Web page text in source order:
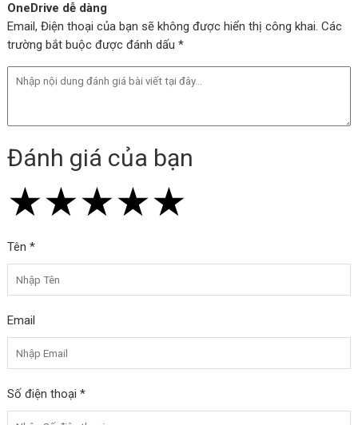
OneDrive dễ dàng
Email, Điện thoại của bạn sẽ không được hiển thị công khai. Các
trường bắt buộc được đánh dấu *
Đánh giá của bạn
★
★★
★★★
★★★★
★★★★★
Tên *
Email
Số điện thoại *